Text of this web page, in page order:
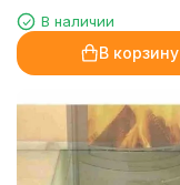
В наличии
В корзину